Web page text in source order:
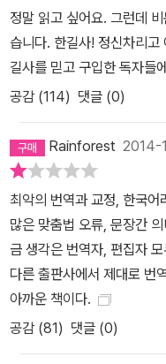
정말 읽고 싶어요. 그런데
습니다. 한길사! 정신차리
길사를 믿고 구입한 독자들
공감 (114) 댓글 (0)
Rainforest 2014-
최악의 번역과 교정, 한국
많은 맞춤법 오류, 문장간
금 생각은 번역자, 편집자
다른 출판사에서 제대로 번
아까운 책이다.
공감 (81) 댓글 (0)